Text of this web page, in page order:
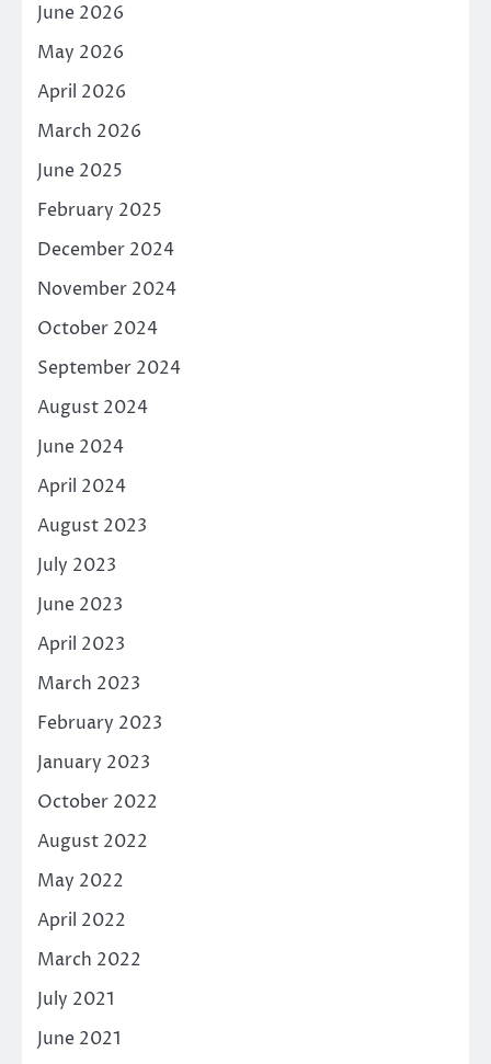
June 2026
May 2026
April 2026
March 2026
June 2025
February 2025
December 2024
November 2024
October 2024
September 2024
August 2024
June 2024
April 2024
August 2023
July 2023
June 2023
April 2023
March 2023
February 2023
January 2023
October 2022
August 2022
May 2022
April 2022
March 2022
July 2021
June 2021